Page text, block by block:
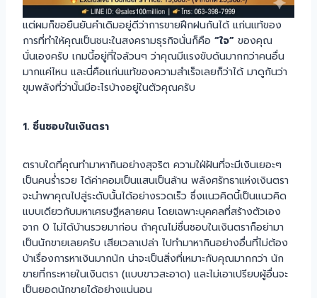
แต่ผมก็ขอยืนยันคำเดิมอยู่ดีว่าการขายฝึกฝนกันได้ แก่นแท้ของ
การที่ทำให้คุณเป็นชนะในสงครามธุรกิจนั่นก็คือ “ใจ” ของคุณ
นั่นเองครับ เกมนี้อยู่ที่ใจล้วนๆ ว่าคุณมีแรงขับดันมากกว่าคนอื่น
มากแค่ไหน และนี่คือแก่นแท้ของความสำเร็จเลยก็ว่าได้ มาดูกันว่า
ขุมพลังที่ว่านั้นมีอะไรบ้างอยู่ในตัวคุณครับ
1. ชื่นชอบในเงินตรา
ตราบใดที่คุณทำมาหากินอย่างสุจริต ความใฝ่ฝันที่จะมีเงินเยอะๆ
เป็นคนร่ำรวย ได้ค่าคอมเป็นแสนเป็นล้าน พลังศรัทธาแห่งเงินตรา
จะนำพาคุณไปสู่ระดับนั้นได้อย่างรวดเร็ว ซึ่งแนวคิดนี้เป็นแนวคิด
แบบเดียวกับมหาเศรษฐีหลายคน โดยเฉพาะบุคคลที่สร้างตัวเอง
จาก 0 ไม่ได้บ้านรวยมาก่อน ถ้าคุณไม่ชื่นชอบในเงินตราก็อย่ามา
เป็นนักขายเลยครับ เสียเวลาเปล่า ไปทำมาหากินอย่างอื่นที่ไม่ต้อง
บ้าเรื่องการหาเงินมากนัก น่าจะเป็นสิ่งที่เหมาะกับคุณมากกว่า นัก
ขายที่กระหายในเงินตรา (แบบขาวสะอาด) และไม่เอาเปรียบผู้อื่นจะ
เป็นยอดนักขายได้อย่างแน่นอน